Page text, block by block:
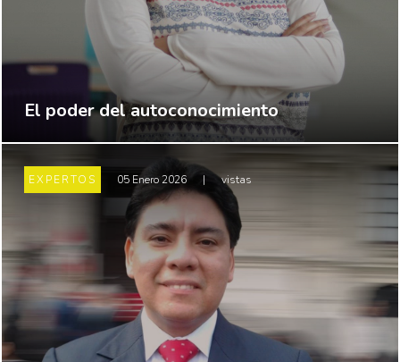
El poder del autoconocimiento
EXPERTOS 05 Enero 2026 | vistas